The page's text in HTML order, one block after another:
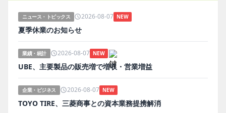
ニュース・トピックス 2026-08-07 NEW
夏季休業のお知らせ
業績・統計 2026-08-07 NEW
UBE、主要製品の販売増で増収・営業増益
企業・ビジネス 2026-08-07 NEW
TOYO TIRE、三菱商事との資本業務提携解消